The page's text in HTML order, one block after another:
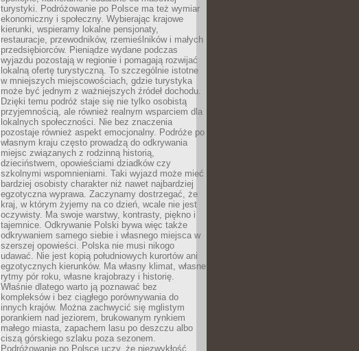
turystyki. Podróżowanie po Polsce ma też wymiar
ekonomiczny i społeczny. Wybierając krajowe
kierunki, wspieramy lokalne pensjonaty,
restauracje, przewodników, rzemieślników i małych
przedsiębiorców. Pieniądze wydane podczas
wyjazdu pozostają w regionie i pomagają rozwijać
lokalną ofertę turystyczną. To szczególnie istotne
w mniejszych miejscowościach, gdzie turystyka
może być jednym z ważniejszych źródeł dochodu.
Dzięki temu podróż staje się nie tylko osobistą
przyjemnością, ale również realnym wsparciem dla
lokalnych społeczności. Nie bez znaczenia
pozostaje również aspekt emocjonalny. Podróże po
własnym kraju często prowadzą do odkrywania
miejsc związanych z rodzinną historią,
dzieciństwem, opowieściami dziadków czy
szkolnymi wspomnieniami. Taki wyjazd może mieć
bardziej osobisty charakter niż nawet najbardziej
egzotyczna wyprawa. Zaczynamy dostrzegać, że
kraj, w którym żyjemy na co dzień, wcale nie jest
oczywisty. Ma swoje warstwy, kontrasty, piękno i
tajemnice. Odkrywanie Polski bywa więc także
odkrywaniem samego siebie i własnego miejsca w
szerszej opowieści. Polska nie musi nikogo
udawać. Nie jest kopią południowych kurortów ani
egzotycznych kierunków. Ma własny klimat, własne
rytmy pór roku, własne krajobrazy i historię.
Właśnie dlatego warto ją poznawać bez
kompleksów i bez ciągłego porównywania do
innych krajów. Można zachwycić się mglistym
porankiem nad jeziorem, brukowanym rynkiem
małego miasta, zapachem lasu po deszczu albo
ciszą górskiego szlaku poza sezonem.
Podróżowanie po Polsce uczy, że niezwykłość